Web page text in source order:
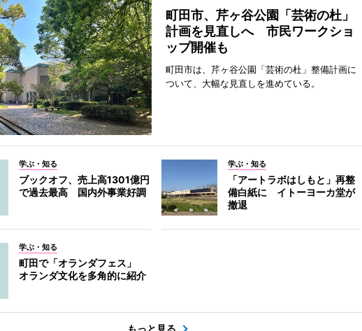
町田市、芹ヶ谷公園「芸術の杜」
計画を見直しへ 市民ワークショ
ップ開催も
町田市は、芹ヶ谷公園「芸術の杜」整備計画に
ついて、大幅な見直しを進めている。
学ぶ・知る
ブックオフ、売上高1301億円
で過去最高 国内外事業好調
学ぶ・知る
「アートラボはしもと」再整
備白紙に イトーヨーカ堂が
撤退
学ぶ・知る
町田で「オランダフェス」
オランダ文化を多角的に紹介